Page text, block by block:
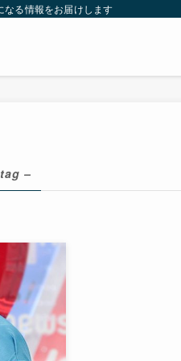
なる情報をお届けします
–